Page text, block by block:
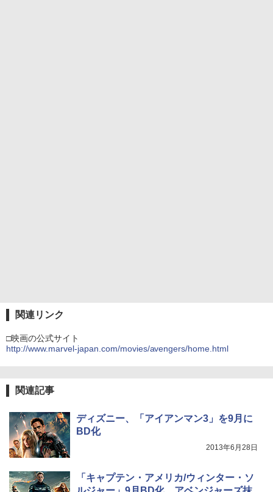
関連リンク
□映画の公式サイト
http://www.marvel-japan.com/movies/avengers/home.html
関連記事
ディズニー、「アイアンマン3」を9月に
BD化
2013年6月28日
「キャプテン・アメリカ/ウィンター・ソ